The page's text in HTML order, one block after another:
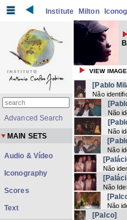
Institute Milton
VIEW
[Pablo
Não
Não
Não
Não
Não
Não
Não
[Palco]
Advanced Search
MAIN SETS
Audio & Vídeo
Iconography
Scores
Text